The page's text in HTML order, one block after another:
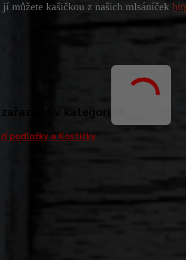
můžete kašičkou z našich mlsáníček
v kategoriích
podložky a Kostičky